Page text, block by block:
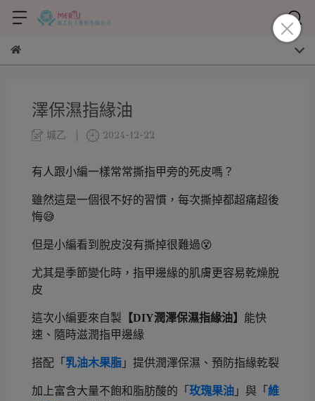
澤保濕指緣油
城乙 2024-12-22
有人跟小編一樣常常撕指甲旁的死皮嗎？
雖然這是一個很不好的習慣，每次撕掉都超痛超後
悔😅
但是小編看到脫皮沒有撕掉很難過😵
尤其是季節變化時，指甲邊緣的肌膚更容易乾燥脫
皮
這次小編要來自製 【DIY潤澤保濕指緣油】 能快
速、隨時滋潤指甲邊緣
搭配「 乳油木果脂 」提供潤澤保濕、預防指緣乾裂
加上富含大量不飽和脂肪酸的「 玫瑰果油 」與「 維